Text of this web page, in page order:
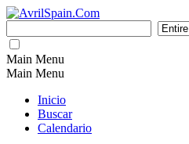
Main Menu
Main Menu
Inicio
Buscar
Calendario